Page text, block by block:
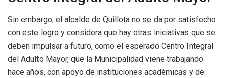
Sin embargo, el alcalde de Quillota no se da por satisfecho
con este logro y considera que hay otras iniciativas que se
deben impulsar a futuro, como el esperado Centro Integral
del Adulto Mayor, que la Municipalidad viene trabajando
hace años, con apoyo de instituciones académicas y de